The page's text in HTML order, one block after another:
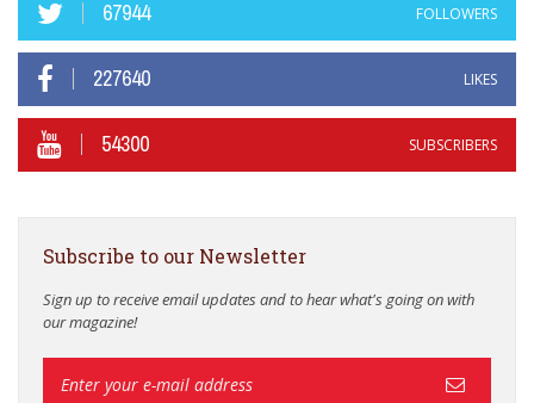
67944 FOLLOWERS
227640 LIKES
54300 SUBSCRIBERS
Subscribe to our Newsletter
Sign up to receive email updates and to hear what's going on with
our magazine!